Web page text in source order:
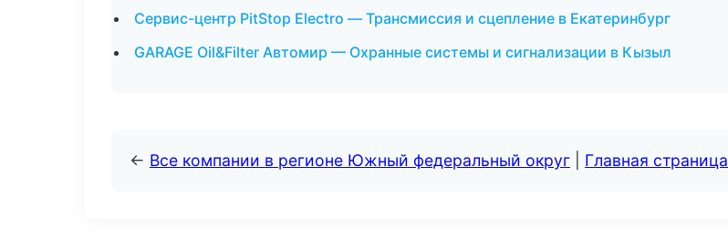
Сервис-центр PitStop Electro — Трансмиссия и сцепление в Екатеринбург
GARAGE Oil&Filter Автомир — Охранные системы и сигнализации в Кызыл
← Все компании в регионе Южный федеральный округ Главная страница